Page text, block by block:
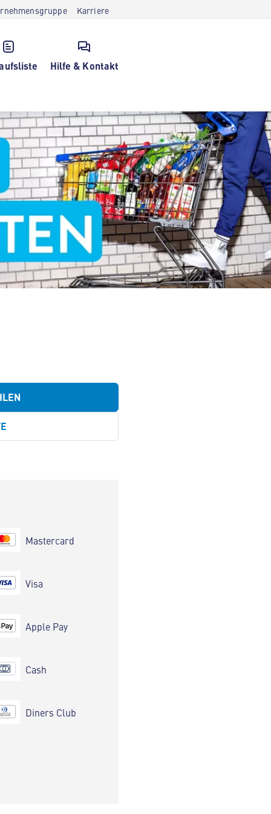
Karriere
Hilfe & Kontakt
Mastercard
Visa
Apple Pay
Cash
Diners Club